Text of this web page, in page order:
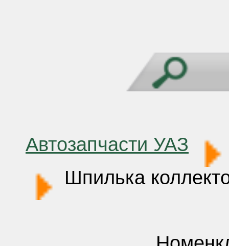
Автозапчасти УАЗ
Шпилька